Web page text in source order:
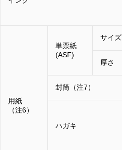
用紙
（注6）
単票紙
(ASF)
サイズ
厚さ
封筒（注7）
ハガキ